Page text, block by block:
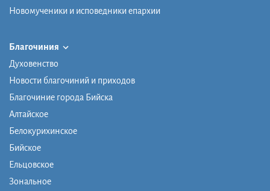
Новомученики и исповедники епархии
Благочиния
Духовенство
Новости благочиний и приходов
Благочиние города Бийска
Алтайское
Белокурихинское
Бийское
Ельцовское
Зональное